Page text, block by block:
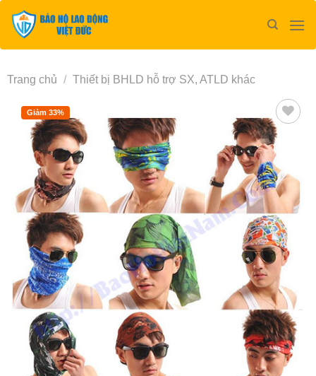
qua
Trang chủ / Thiết bị BHLD hỗ trợ SX, ATLD khác
Giảm 33%